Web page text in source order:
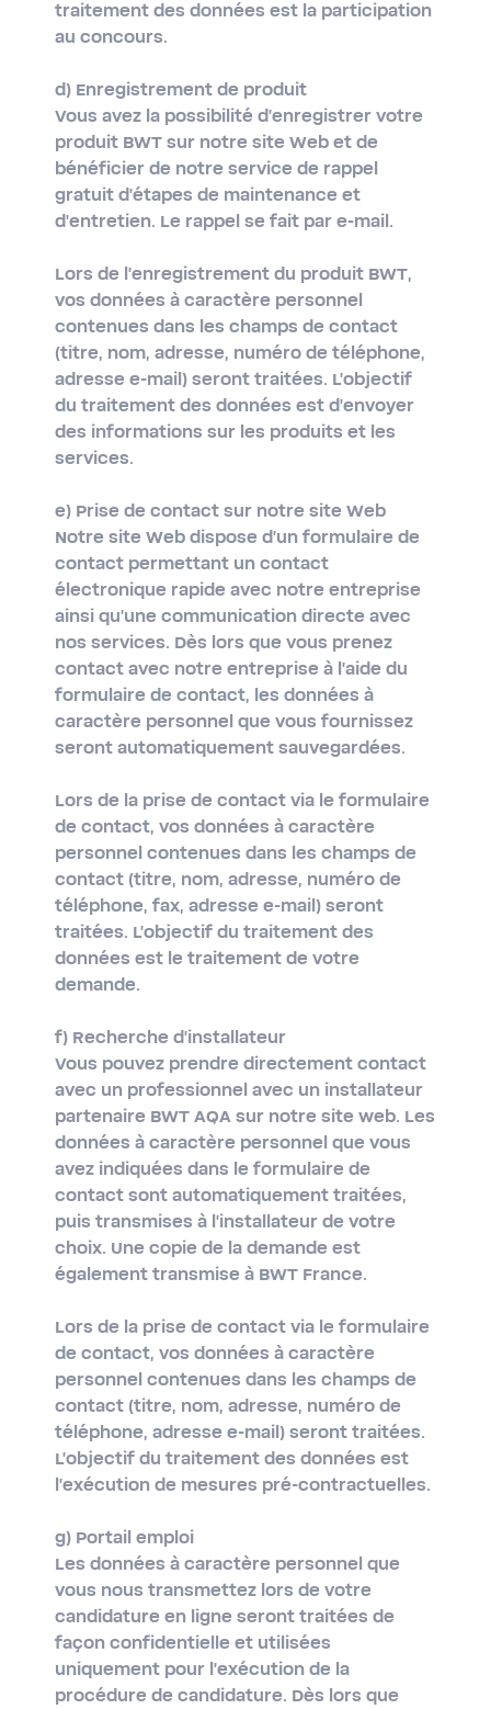
traitement des données est la participation
au concours.
d) Enregistrement de produit
Vous avez la possibilité d'enregistrer votre
produit BWT sur notre site Web et de
bénéficier de notre service de rappel
gratuit d'étapes de maintenance et
d'entretien. Le rappel se fait par e-mail.
Lors de l'enregistrement du produit BWT,
vos données à caractère personnel
contenues dans les champs de contact
(titre, nom, adresse, numéro de téléphone,
adresse e-mail) seront traitées. L'objectif
du traitement des données est d'envoyer
des informations sur les produits et les
services.
e) Prise de contact sur notre site Web
Notre site Web dispose d'un formulaire de
contact permettant un contact
électronique rapide avec notre entreprise
ainsi qu'une communication directe avec
nos services. Dès lors que vous prenez
contact avec notre entreprise à l'aide du
formulaire de contact, les données à
caractère personnel que vous fournissez
seront automatiquement sauvegardées.
Lors de la prise de contact via le formulaire
de contact, vos données à caractère
personnel contenues dans les champs de
contact (titre, nom, adresse, numéro de
téléphone, fax, adresse e-mail) seront
traitées. L'objectif du traitement des
données est le traitement de votre
demande.
f) Recherche d'installateur
Vous pouvez prendre directement contact
avec un professionnel avec un installateur
partenaire BWT AQA sur notre site web. Les
données à caractère personnel que vous
avez indiquées dans le formulaire de
contact sont automatiquement traitées,
puis transmises à l'installateur de votre
choix. Une copie de la demande est
également transmise à BWT France.
Lors de la prise de contact via le formulaire
de contact, vos données à caractère
personnel contenues dans les champs de
contact (titre, nom, adresse, numéro de
téléphone, adresse e-mail) seront traitées.
L'objectif du traitement des données est
l'exécution de mesures pré-contractuelles.
g) Portail emploi
Les données à caractère personnel que
vous nous transmettez lors de votre
candidature en ligne seront traitées de
façon confidentielle et utilisées
uniquement pour l'exécution de la
procédure de candidature. Dès lors que